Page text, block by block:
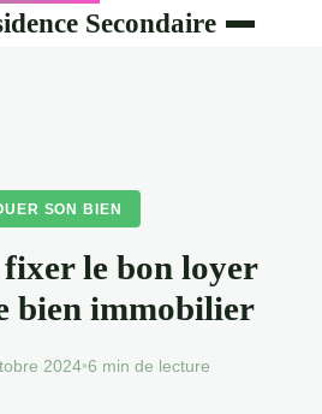
Secondaire
SON BIEN
le bon loyer
bien immobilier
2024•6 min de lecture